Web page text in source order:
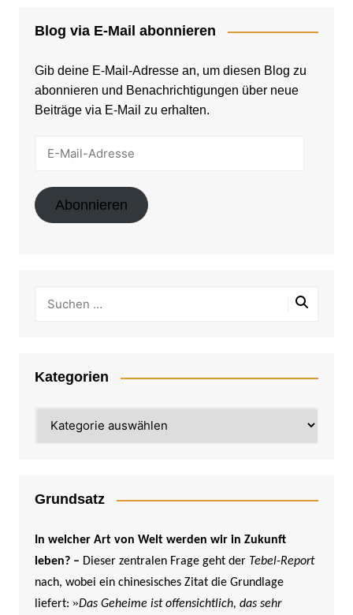
Blog via E-Mail abonnieren
Gib deine E-Mail-Adresse an, um diesen Blog zu
abonnieren und Benachrichtigungen über neue
Beiträge via E-Mail zu erhalten.
Abonnieren
Kategorien
Grundsatz
In welcher Art von Welt werden wir in Zukunft
leben? – Dieser zentralen Frage geht der Tebel-Report
nach, wobei ein chinesisches Zitat die Grundlage
liefert: »Das Geheime ist offensichtlich, das sehr